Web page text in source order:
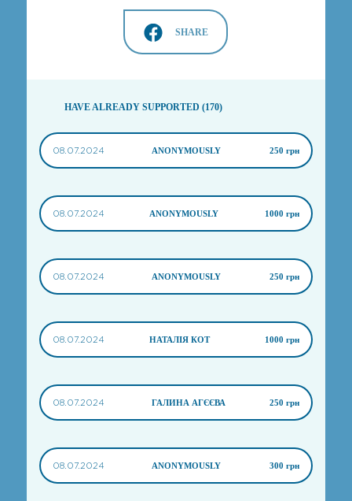
SHARE
HAVE ALREADY SUPPORTED (170)
08.07.2024 ANONYMOUSLY 250 грн
08.07.2024 ANONYMOUSLY 1000 грн
08.07.2024 ANONYMOUSLY 250 грн
08.07.2024 НАТАЛІЯ КОТ 1000 грн
08.07.2024 ГАЛИНА АГЄЄВА 250 грн
08.07.2024 ANONYMOUSLY 300 грн